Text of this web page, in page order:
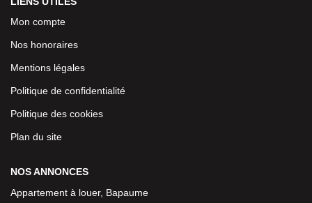
Mon compte
Nos honoraires
Mentions légales
Politique de confidentialité
Politique des cookies
Plan du site
NOS ANNONCES
Appartement à louer, Bapaume